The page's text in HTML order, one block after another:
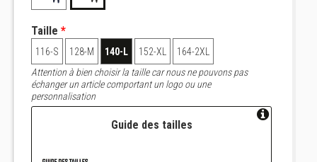
Taille *
116-S 128-M 140-L 152-XL
164-2XL
Attention à bien choisir la taille car nous ne pouvons pas
échanger un article comportant un logo ou une
personnalisation
Guide des tailles